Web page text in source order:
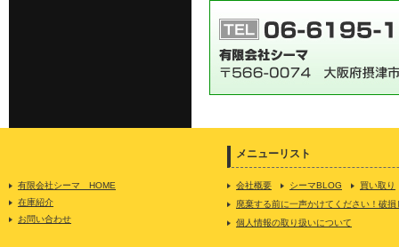
メニューリスト
有限会社シーマ HOME
在庫紹介
お問い合わせ
会社概要 シーマBLOG
買い取り
廃棄する前に一声かけてください！破
個人情報の取り扱いについて